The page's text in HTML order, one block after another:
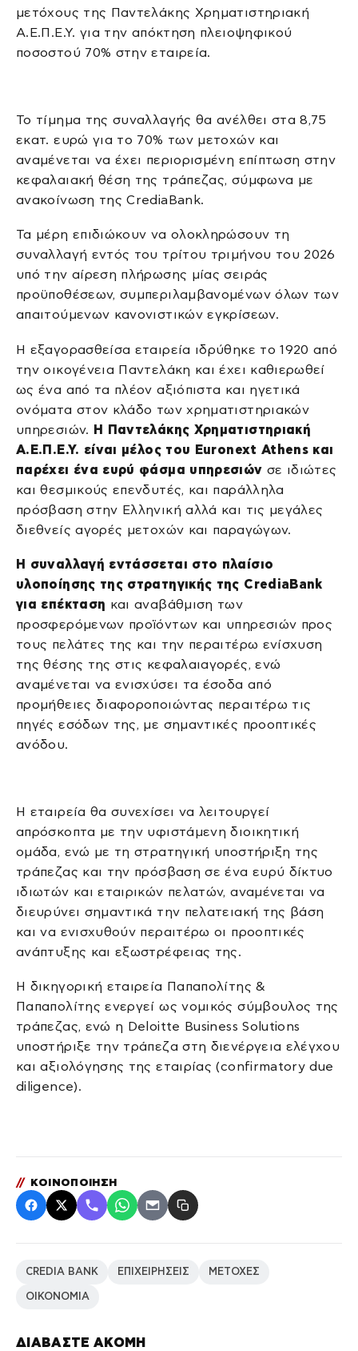
ΔΙΑΒΑΣΤΕ ΑΚΟΜΗ
μετόχους της Παντελάκης Χρηματιστηριακή
Α.Ε.Π.Ε.Υ. για την απόκτηση πλειοψηφικού
ποσοστού 70% στην εταιρεία.
Το τίμημα της συναλλαγής θα ανέλθει στα 8,75
εκατ. ευρώ για το 70% των μετοχών και
αναμένεται να έχει περιορισμένη επίπτωση στην
κεφαλαιακή θέση της τράπεζας, σύμφωνα με
ανακοίνωση της CrediaBank.
Τα μέρη επιδιώκουν να ολοκληρώσουν τη
συναλλαγή εντός του τρίτου τριμήνου του 2026
υπό την αίρεση πλήρωσης μίας σειράς
προϋποθέσεων, συμπεριλαμβανομένων όλων των
απαιτούμενων κανονιστικών εγκρίσεων.
Η εξαγορασθείσα εταιρεία ιδρύθηκε το 1920 από
την οικογένεια Παντελάκη και έχει καθιερωθεί
ως ένα από τα πλέον αξιόπιστα και ηγετικά
ονόματα στον κλάδο των χρηματιστηριακών
υπηρεσιών. Η Παντελάκης Χρηματιστηριακή
Α.Ε.Π.Ε.Υ. είναι μέλος του Euronext Athens και
παρέχει ένα ευρύ φάσμα υπηρεσιών σε ιδιώτες
και θεσμικούς επενδυτές, και παράλληλα
πρόσβαση στην Ελληνική αλλά και τις μεγάλες
διεθνείς αγορές μετοχών και παραγώγων.
Η συναλλαγή εντάσσεται στο πλαίσιο
υλοποίησης της στρατηγικής της CrediaBank
για επέκταση και αναβάθμιση των
προσφερόμενων προϊόντων και υπηρεσιών προς
τους πελάτες της και την περαιτέρω ενίσχυση
της θέσης της στις κεφαλαιαγορές, ενώ
αναμένεται να ενισχύσει τα έσοδα από
προμήθειες διαφοροποιώντας περαιτέρω τις
πηγές εσόδων της, με σημαντικές προοπτικές
ανόδου.
Η εταιρεία θα συνεχίσει να λειτουργεί
απρόσκοπτα με την υφιστάμενη διοικητική
ομάδα, ενώ με τη στρατηγική υποστήριξη της
τράπεζας και την πρόσβαση σε ένα ευρύ δίκτυο
ιδιωτών και εταιρικών πελατών, αναμένεται να
διευρύνει σημαντικά την πελατειακή της βάση
και να ενισχυθούν περαιτέρω οι προοπτικές
ανάπτυξης και εξωστρέφειας της.
Η δικηγορική εταιρεία Παπαπολίτης &
Παπαπολίτης ενεργεί ως νομικός σύμβουλος της
τράπεζας, ενώ η Deloitte Business Solutions
υποστήριξε την τράπεζα στη διενέργεια ελέγχου
και αξιολόγησης της εταιρίας (confirmatory due
diligence).
// ΚΟΙΝΟΠΟΙΗΣΗ
CREDIA BANK ΕΠΙΧΕΙΡΗΣΕΙΣ ΜΕΤΟΧΕΣ
ΟΙΚΟΝΟΜΙΑ